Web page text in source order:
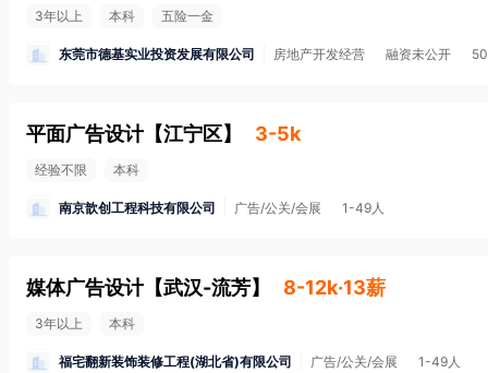
3年以上 本科 五险一金
东莞市德基实业投资发展有限公司 房地产开发经营 融资未公开
平面广告设计 【江宁区】 3-5k
经验不限 本科
南京歆创工程科技有限公司 广告/公关/会展 1-49人
媒体广告设计 【武汉-流芳】 8-12k·13薪
3年以上 本科
福宅翻新装饰装修工程(湖北省)有限公司 广告/公关/会展 1-49人